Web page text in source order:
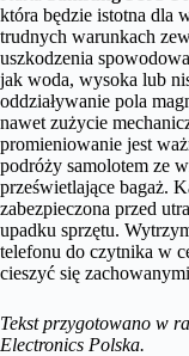
która będzie istotna dla
trudnych warunkach
uszkodzenia
jak woda, wysoka lub
oddziaływanie pola
nawet zużycie
promieniowanie jest
podróży samolotem ze
prześwietlające bagaż.
zabezpieczona przed
upadku sprzętu.
telefonu do czytnika w
cieszyć się
Tekst przygotowano w
Electronics Polska.